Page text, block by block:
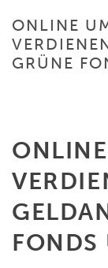
ONLINE
GRÜNE
FONDS